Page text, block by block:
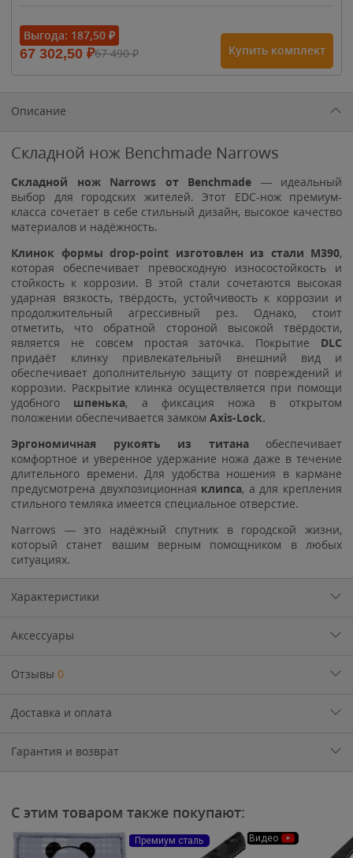
1 615₽
1 900₽1 900₽
Выгода: 187,50 ₽
67 302,50 ₽67 490₽ Купить комплект
Описание
Складной нож Benchmade Narrows
Складной нож Narrows от Benchmade — идеальный
выбор для городских жителей. Этот EDC-нож премиум-
класса сочетает в себе стильный дизайн, высокое качество
материалов и надёжность.
Клинок формы drop-point изготовлен из стали M390,
которая обеспечивает превосходную износостойкость и
стойкость к коррозии. В этой стали сочетаются высокая
ударная вязкость, твёрдость, устойчивость к коррозии и
продолжительный агрессивный рез. Однако, стоит
отметить, что обратной стороной высокой твёрдости,
является не совсем простая заточка. Покрытие DLC
придаёт клинку привлекательный внешний вид и
обеспечивает дополнительную защиту от повреждений и
коррозии. Раскрытие клинка осуществляется при помощи
удобного шпенька, а фиксация ножа в открытом
положении обеспечивается замком Axis-Lock.
Эргономичная рукоять из титанаобеспечивает
комфортное и уверенное удержание ножа даже в течение
длительного времени. Для удобства ношения в кармане
предусмотрена двухпозиционная клипса, а для крепления
стильного темляка имеется специальное отверстие.
Narrows — это надёжный спутник в городской жизни,
который станет вашим верным помощником в любых
ситуациях.
Характеристики
Аксессуары
Отзывы 0
Доставка и оплата
Гарантия и возврат
С этим товаром также покупают:
Премиум сталь Видео